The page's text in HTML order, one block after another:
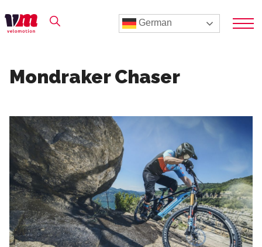
German
Mondraker Chaser